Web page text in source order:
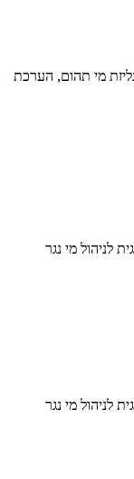
אנליזת מי תהום, הערכת
לניהול מי נגר